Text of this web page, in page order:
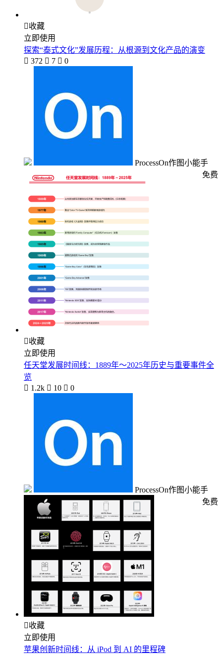
收藏
立即使用
探索“泰式文化”发展历程：从根源到文化产品的演变
 372  7  0
ProcessOn作图小能手
免费
收藏
立即使用
任天堂发展时间线：1889年～2025年历史与重要事件全
览
 1.2k  10  0
ProcessOn作图小能手
免费
收藏
立即使用
苹果创新时间线：从 iPod 到 AI 的里程碑